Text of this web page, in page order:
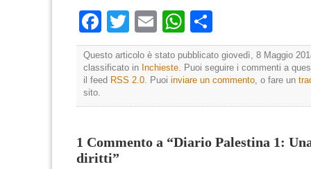
Facebook
TwitterEmailWhatsApp
Questo articolo è stato pubblicato giovedì, 8 Maggio
classificato in Inchieste. Puoi seguire i commenti a
il feed RSS 2.0. Puoi inviare un commento, o fare un
sito.
1 Commento a “Diario Palestina 1:
diritti”